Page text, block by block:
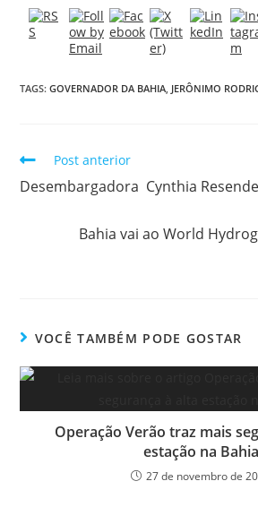
TAGS:GOVERNADOR DA BAHIA, JERÔNIMO
Post anterior
Desembargadora Cynthia
Bahia vai ao World
VOCÊ TAMBÉM PODE GOSTAR
Operação Verão traz mais
estação na Bahia
27 de novembro de